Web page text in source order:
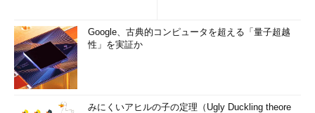
Google、古典的コンピュータを超える「量子超越
性」を実証か
みにくいアヒルの子の定理（Ugly Duckling theore